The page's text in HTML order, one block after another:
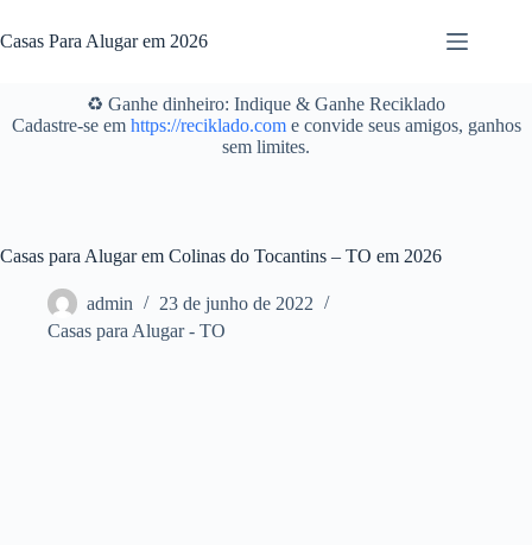
para
o
Casas Para Alugar em 2026
♻️ Ganhe dinheiro: Indique & Ganhe Reciklado
Cadastre-se em https://reciklado.come convide seus amigos, ganhos
sem limites.
Casas para Alugar em Colinas do Tocantins – TO em 2026
admin
23 de junho de 2022
Casas para Alugar - TO